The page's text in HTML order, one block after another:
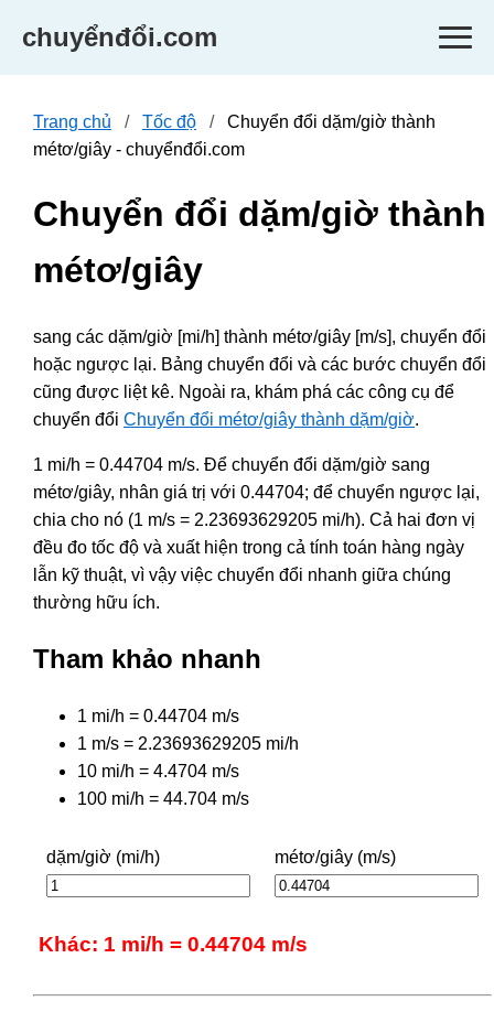
chuyểnđổi.com
Trang chủ Tốc độ
Chuyển đổi dặm/giờ thành
métơ/giây - chuyểnđổi.com
Chuyển đổi dặm/giờ thành
métơ/giây
sang các dặm/giờ [mi/h] thành métơ/giây [m/s], chuyển đổi
hoặc ngược lại. Bảng chuyển đổi và các bước chuyển đổi
cũng được liệt kê. Ngoài ra, khám phá các công cụ để
chuyển đổi Chuyển đổi métơ/giây thành dặm/giờ.
1 mi/h = 0.44704 m/s. Để chuyển đổi dặm/giờ sang
métơ/giây, nhân giá trị với 0.44704; để chuyển ngược lại,
chia cho nó (1 m/s = 2.23693629205 mi/h). Cả hai đơn vị
đều đo tốc độ và xuất hiện trong cả tính toán hàng ngày
lẫn kỹ thuật, vì vậy việc chuyển đổi nhanh giữa chúng
thường hữu ích.
Tham khảo nhanh
1 mi/h = 0.44704 m/s
1 m/s = 2.23693629205 mi/h
10 mi/h = 4.4704 m/s
100 mi/h = 44.704 m/s
dặm/giờ (mi/h) métơ/giây (m/s)
Khác: 1 mi/h = 0.44704 m/s